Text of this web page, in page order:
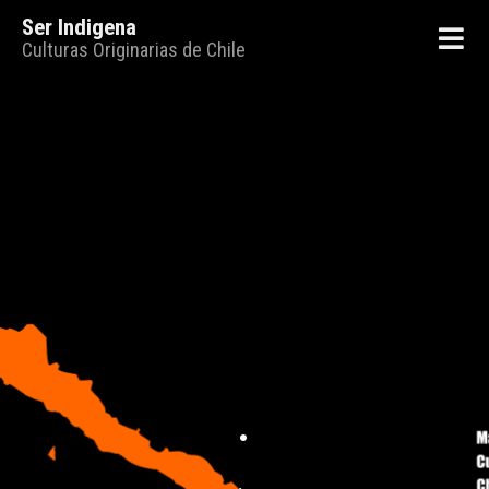
Ser Indigena
Culturas Originarias de Chile
.
.